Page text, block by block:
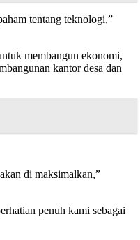
tentang teknologi,”
membangun ekonomi,
kantor desa dan
di maksimalkan,”
penuh kami sebagai